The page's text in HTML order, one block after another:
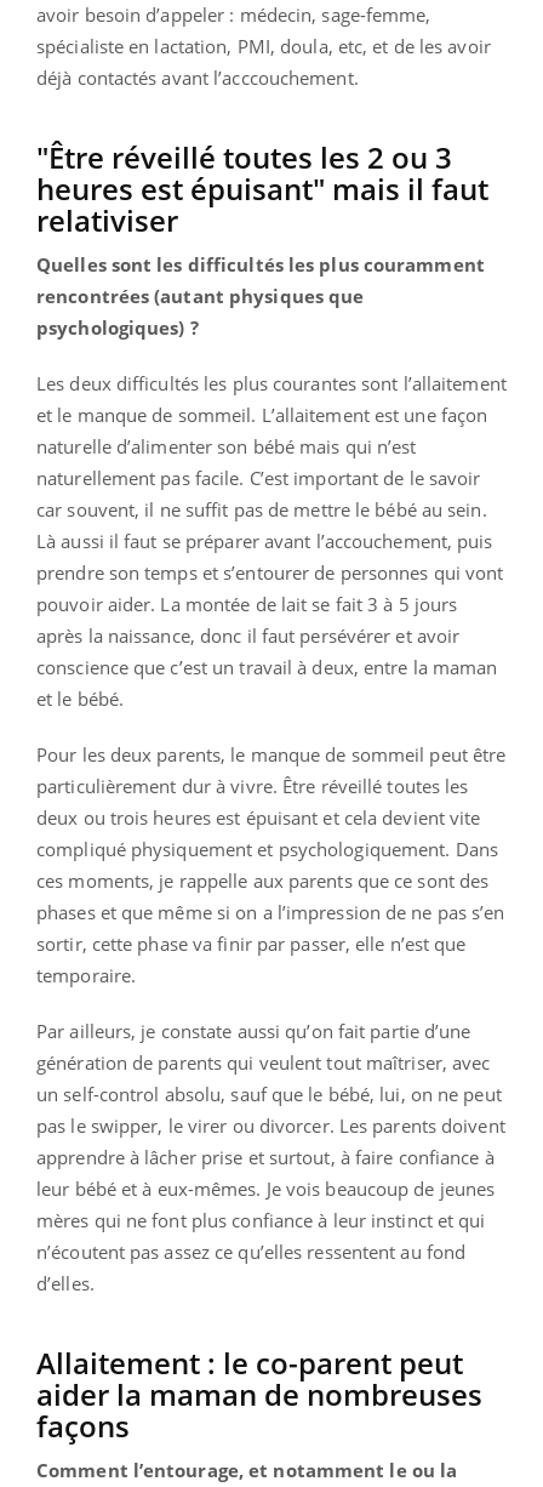
avoir besoin d’appeler : médecin, sage-femme,
spécialiste en lactation, PMI, doula, etc, et de les avoir
déjà contactés avant l’acccouchement.
"Être réveillé toutes les 2 ou 3
heures est épuisant" mais il faut
relativiser
Quelles sont les difficultés les plus couramment
rencontrées (autant physiques que
psychologiques) ?
Les deux difficultés les plus courantes sont l’allaitement
et le manque de sommeil. L’allaitement est une façon
naturelle d’alimenter son bébé mais qui n’est
naturellement pas facile. C’est important de le savoir
car souvent, il ne suffit pas de mettre le bébé au sein.
Là aussi il faut se préparer avant l’accouchement, puis
prendre son temps et s’entourer de personnes qui vont
pouvoir aider. La montée de lait se fait 3 à 5 jours
après la naissance, donc il faut persévérer et avoir
conscience que c’est un travail à deux, entre la maman
et le bébé.
Pour les deux parents, le manque de sommeil peut être
particulièrement dur à vivre. Être réveillé toutes les
deux ou trois heures est épuisant et cela devient vite
compliqué physiquement et psychologiquement. Dans
ces moments, je rappelle aux parents que ce sont des
phases et que même si on a l’impression de ne pas s’en
sortir, cette phase va finir par passer, elle n’est que
temporaire.
Par ailleurs, je constate aussi qu’on fait partie d’une
génération de parents qui veulent tout maîtriser, avec
un self-control absolu, sauf que le bébé, lui, on ne peut
pas le swipper, le virer ou divorcer. Les parents doivent
apprendre à lâcher prise et surtout, à faire confiance à
leur bébé et à eux-mêmes. Je vois beaucoup de jeunes
mères qui ne font plus confiance à leur instinct et qui
n’écoutent pas assez ce qu’elles ressentent au fond
d’elles.
Allaitement : le co-parent peut
aider la maman de nombreuses
façons
Comment l’entourage, et notamment le ou la